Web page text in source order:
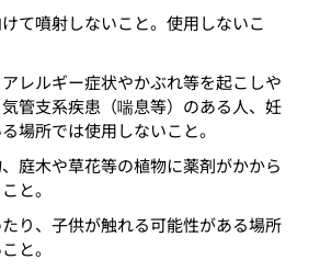
て噴射しないこと。使用しないこ
レルギー症状やかぶれ等を起こしや
管支系疾患（喘息等）のある人、妊
場所では使用しないこと。
庭木や草花等の植物に薬剤がかから
と。
り、子供が触れる可能性がある場所
と。